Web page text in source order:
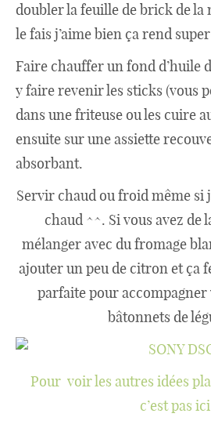
doubler la feuille de brick de la
le fais j’aime bien ça rend
Faire chauffer un fond d’huile
y faire revenir les sticks (vous
dans une friteuse ou les cuire
ensuite sur une assiette
absorbant.
Servir chaud ou froid même si
chaud ^^. Si vous avez de
mélanger avec du fromage
ajouter un peu de citron et ça
parfaite pour accompagner
bâtonnets de
Pour voir les autres idées
c’est pas ici